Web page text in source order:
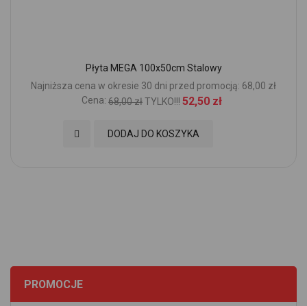
Płyta MEGA 100x50cm Stalowy
Najniższa cena w okresie 30 dni przed promocją: 68,00 zł
Cena: 68,00 złTYLKO!!! 52,50 zł
DODAJ DO KOSZYKA
Dodaj do Ulubionych
PROMOCJE